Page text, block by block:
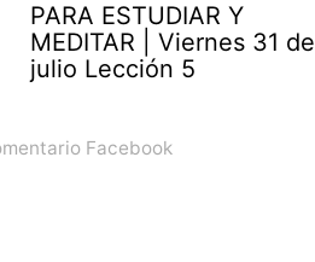
PARA ESTUDIAR Y
MEDITAR | Viernes 31 de
julio Lección 5
Facebook